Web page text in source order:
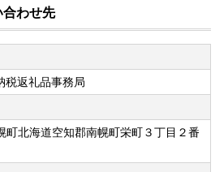
わせ先
税返礼品事務局
町北海道空知郡南幌町栄町３丁目２番